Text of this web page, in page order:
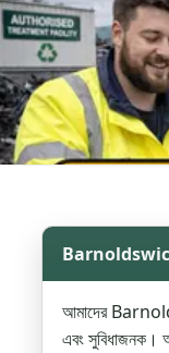
Barnoldswick এ
আমাদের
এবং সুবিধাজনক।